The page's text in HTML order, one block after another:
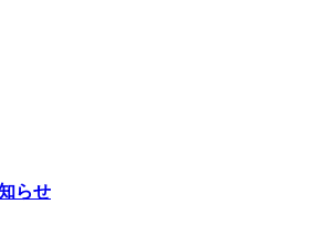
らせ